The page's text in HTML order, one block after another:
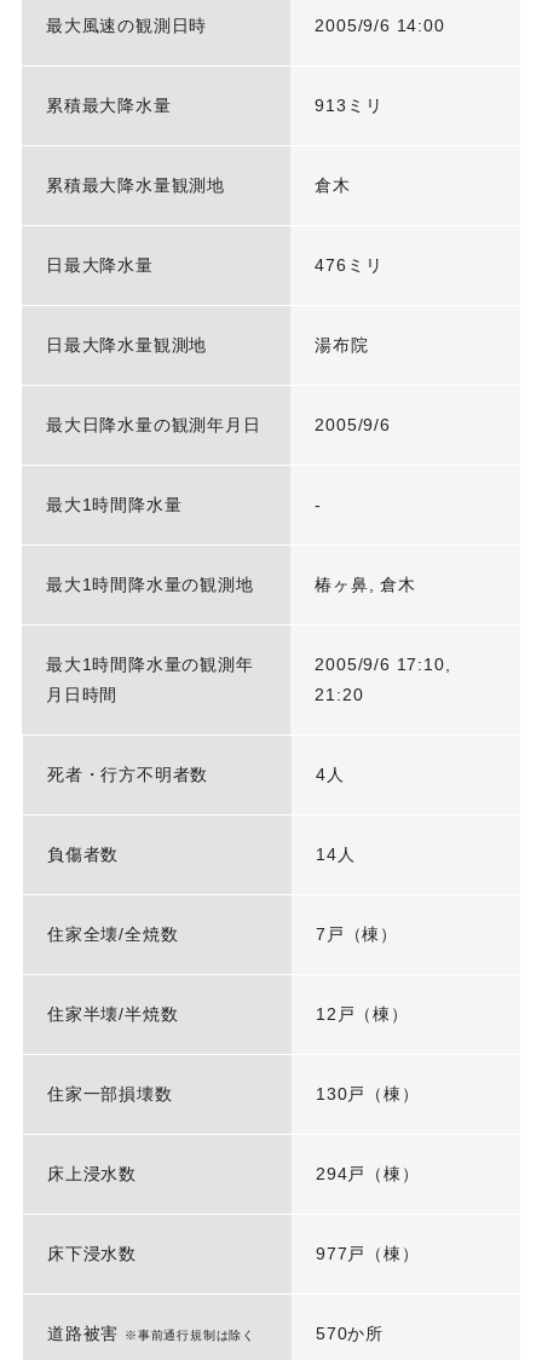
最大風速の観測日時 2005/9/6 14:00
累積最大降水量 913ミリ
累積最大降水量観測地 倉木
日最大降水量 476ミリ
日最大降水量観測地 湯布院
最大日降水量の観測年月日 2005/9/6
最大1時間降水量 -
最大1時間降水量の観測地 椿ヶ鼻, 倉木
最大1時間降水量の観測年
月日時間
2005/9/6 17:10,
21:20
死者・行方不明者数 4人
負傷者数 14人
住家全壊/全焼数 7戸（棟）
住家半壊/半焼数 12戸（棟）
住家一部損壊数 130戸（棟）
床上浸水数 294戸（棟）
床下浸水数 977戸（棟）
道路被害 ※事前通行規制は除く 570か所